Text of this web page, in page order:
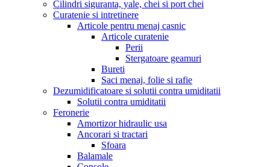
Cilindri siguranta, yale, chei si port chei
Curatenie si intretinere
Articole pentru menaj casnic
Articole curatenie
Perii
Stergatoare geamuri
Bureti
Saci menaj, folie si rafie
Dezumidificatoare si solutii contra umiditatii
Solutii contra umiditatii
Feronerie
Amortizor hidraulic usa
Ancorari si tractari
Sfoara
Balamale